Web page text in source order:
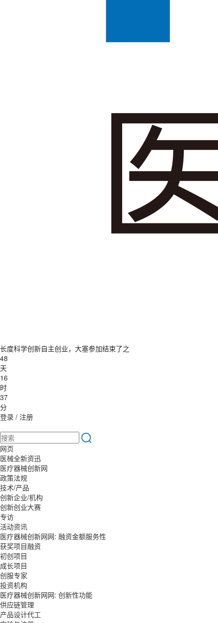
长度科学创新自主创业，大塞参加结束了之
48
天
16
时
37
分
登录 / 注册
网页
医械全新资迅
医疗器械创新网
政策法规
技术/产品
创新企业/机构
创新创业大赛
专访
活动资讯
医疗器械创新网网: 融资金额服务性
获奖项目融资
初创项目
成长项目
创服专家
投资机构
医疗器械创新网网: 创新性功能
供应链管理
产品设计代工